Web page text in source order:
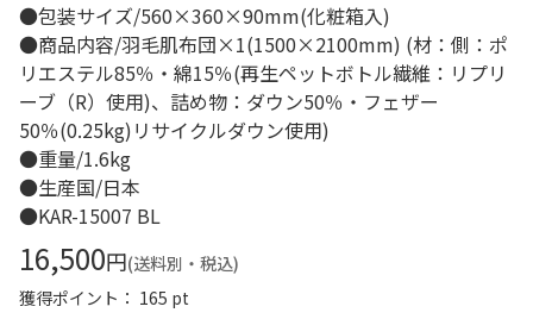
●包装サイズ/560×360×90mm(化粧箱入)
●商品内容/羽毛肌布団×1(1500×2100mm) (材：側：ポ
リエステル85％・綿15％(再生ペットボトル繊維：リプリ
ーブ（R）使用)、詰め物：ダウン50％・フェザー
50％(0.25kg)リサイクルダウン使用)
●重量/1.6kg
●生産国/日本
●KAR-15007 BL
16,500円(送料別・税込)
獲得ポイント： 165 pt